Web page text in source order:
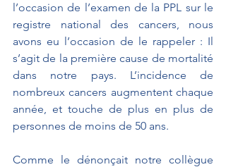
l’occasion de l’examen de la PPL sur le
registre national des cancers , nous
avons eu l’occasion de le rappeler : Il
s’agit de la première cause de mortalité
dans notre pays. L’incidence de
nombreux cancers augmentent chaque
année, et touche de plus en plus de
personnes de moins de 50 ans.
Comme le dénonçait notre collègue